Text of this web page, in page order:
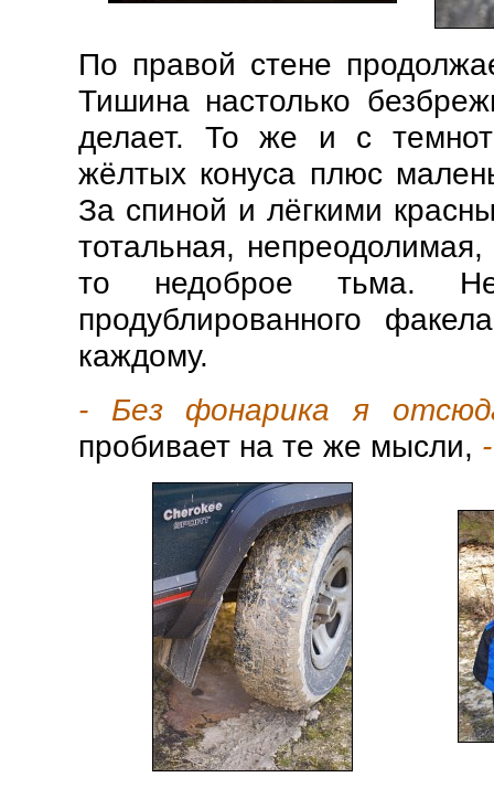
По правой стене
Тишина настолько
делает. То же и с
жёлтых конуса плюс
За спиной и лёгкими
тотальная,
то недоброе тьма.
продублированного
каждому.
- Без фонарика я
пробивает на те же мысли,